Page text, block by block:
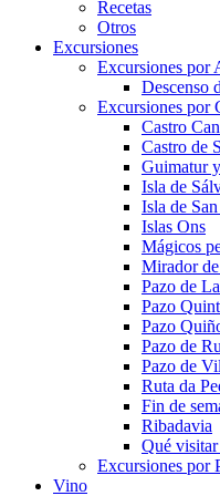
Recetas
Otros
Excursiones
Excursiones por
Descenso
Excursiones por
Castro
Castro de
Guimatur
Isla de
Isla de
Islas Ons
Mágicos
Mirador
Pazo de
Pazo
Pazo
Pazo de
Pazo de
Ruta da
Fin de
Ribadavia
Qué
Excursiones por
Vino